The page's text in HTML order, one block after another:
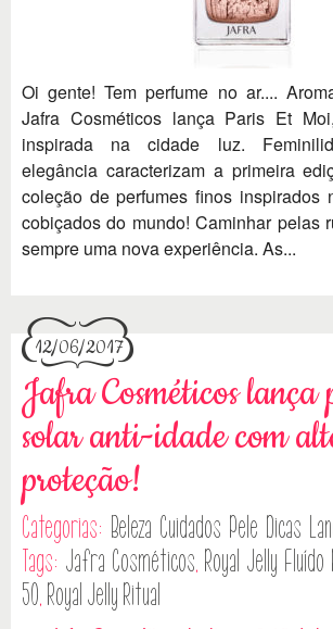
Oi gente! Tem perfume no ar....
Jafra Cosméticos lança Paris Et
inspirada na cidade luz.
elegância caracterizam a primeira
coleção de perfumes finos inspirados
cobiçados do mundo! Caminhar pelas
sempre uma nova experiência. As...
12/06/2017
Jafra Cosméticos lança
solar anti-idade com
proteção!
Categorias: Beleza Cuidados Pele Dicas
Tags: Jafra Cosméticos, Royal Jelly
50, Royal Jelly Ritual